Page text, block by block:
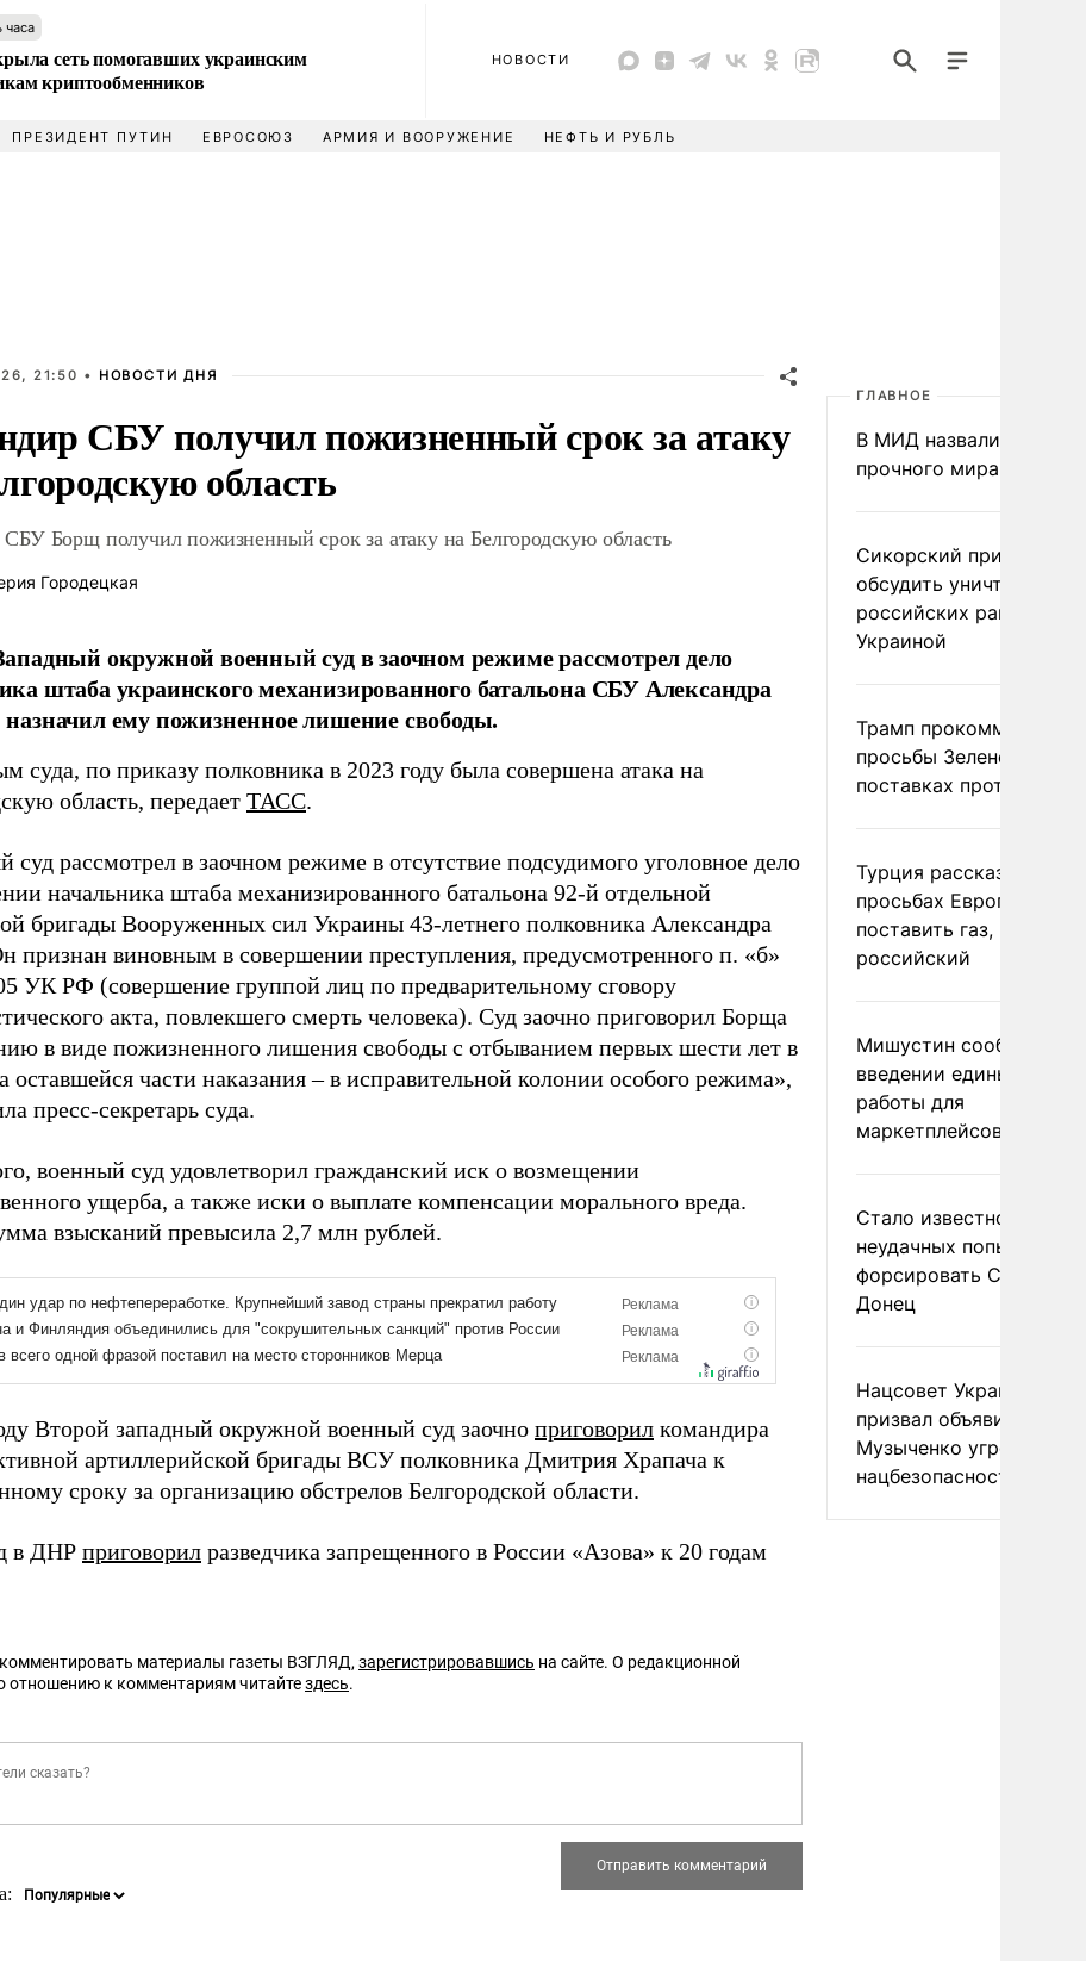
часа
сеть помогавших украинским
криптообменников
НОВОСТИ
ПРЕЗИДЕНТ ПУТИН ЕВРОСОЮЗ АРМИЯ И ВООРУЖЕНИЕ НЕФТЬ И РУБЛЬ
21:50 • НОВОСТИ ДНЯ
СБУ получил пожизненный срок за атаку
область
Борщ получил пожизненный срок за атаку на Белгородскую область
Городецкая
окружной военный суд в заочном режиме рассмотрел дело
штаба украинского механизированного батальона СБУ Александра
ему пожизненное лишение свободы.
суда, по приказу полковника в 2023 году была совершена атака на
область, передает ТАСС.
суд рассмотрел в заочном режиме в отсутствие подсудимого уголовное дело
начальника штаба механизированного батальона 92-й отдельной
бригады Вооруженных сил Украины 43-летнего полковника Александра
признан виновным в совершении преступления, предусмотренного п. «б»
УК РФ (совершение группой лиц по предварительному сговору
акта, повлекшего смерть человека). Суд заочно приговорил Борща
в виде пожизненного лишения свободы с отбыванием первых шести лет в
оставшейся части наказания – в исправительной колонии особого режима»,
пресс-секретарь суда.
военный суд удовлетворил гражданский иск о возмещении
ущерба, а также иски о выплате компенсации морального вреда.
взысканий превысила 2,7 млн рублей.
Второй западный окружной военный суд заочно приговорил командира
артиллерийской бригады ВСУ полковника Дмитрия Храпача к
сроку за организацию обстрелов Белгородской области.
в ДНР приговорил разведчика запрещенного в России «Азова» к 20 годам
материалы газеты ВЗГЛЯД, зарегистрировавшись на сайте. О редакционной
отношению к комментариям читайтездесь.
ГЛАВНОЕ
В МИД назвали условия
прочного мира на
Сикорский призвал
обсудить уничтожение
российских ракет над
Украиной
Трамп
просьбы Зеленского о
поставках
Турция рассказала о
просьбах Европы
поставить газ, но не
российский
Мишустин сообщил о
введении единых
работы для
маркетплейсов в ЕАЭС
Стало известно о
неудачных попытках
форсировать
Донец
Нацсовет Украины по
призвал объявить
Музыченко угрозой
нацбезопасности